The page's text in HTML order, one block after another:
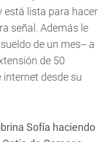
está lista para hacer
señal. Además le
de un mes-- a
de 50
desde su